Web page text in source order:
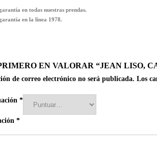
en todas nuestras prendas.
en la línea 1978.
EN VALORAR “JEAN LISO,
de correo electrónico no será publicada. Los
*
*